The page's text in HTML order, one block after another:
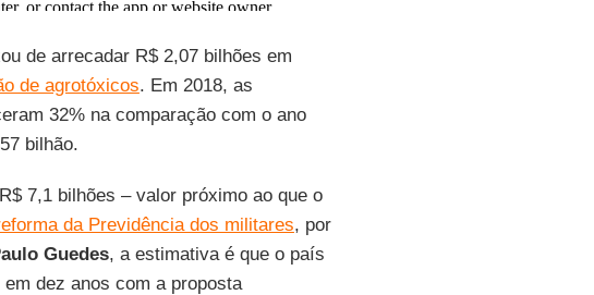
de arrecadar R$ 2,07 bilhões em
de agrotóxicos. Em 2018, as
32% na comparação com o ano
bilhão.
7,1 bilhões – valor próximo ao que o
da Previdência dos militares, por
Guedes, a estimativa é que o país
dez anos com a proposta